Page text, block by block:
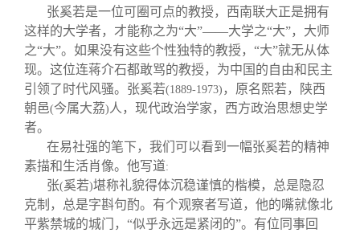
校友讲坛
校友视界
终身学习
信息化服务
校友总会
总会简介
关闭
张奚若是一位可圈可点的教授，西南联大正是拥有
这样的大学者，才能称之为“大”——大学之“大”，大师
之“大”。如果没有这些个性独特的教授，“大”就无从体
现。这位连蒋介石都敢骂的教授，为中国的自由和民主
引领了时代风骚。张奚若(1889-1973) ，原名熙若，陕西
朝邑(今属大荔) 人，现代政治学家，西方政治思想史学
者。
在易社强的笔下，我们可以看到一幅张奚若的精神
素描和生活肖像。他写道:
张(奚若)堪称礼貌得体沉稳谨慎的楷模，总是隐忍
克制，总是字斟句酌。有个观察者写道，他的嘴就像北
平紫禁城的城门，“似乎永远是紧闭的”。有位同事回